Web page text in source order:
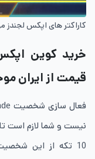
کاراکتر های اپکس لجندز
خرید کوین
قیمت از ایران
فعال سازی شخصیت Fade در
10 تکه از این